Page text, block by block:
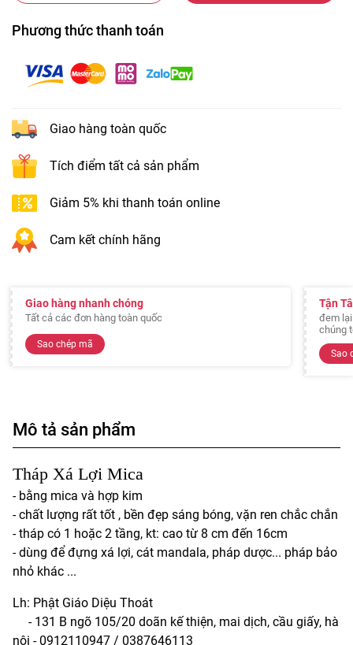
Phương thức thanh toán
Giao hàng toàn quốc
Tích điểm tất cả sản phẩm
Giảm 5% khi thanh toán online
Cam kết chính hãng
Giao hàng nhanh chóng
Tất cả các đơn hàng toàn quốc
Sao chép mã
Tận
đem
chúng
Sao
Mô tả sản phẩm
Tháp Xá Lợi Mica
- bằng mica và hợp kim
- chất lượng rất tốt , bền đẹp sáng bóng, vặn ren chắc chắn
- tháp có 1 hoặc 2 tầng, kt: cao từ 8 cm đến 16cm
- dùng để đựng xá lợi, cát mandala, pháp dược... pháp bảo
nhỏ khác ...
Lh: Phật Giáo Diệu Thoát
- 131 B ngõ 105/20 doãn kế thiện, mai dịch, cầu giấy, hà
nội - 0912110947 / 0387646113